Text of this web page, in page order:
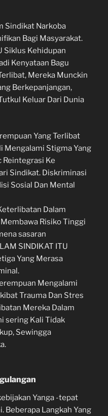
Sindikat Narkoba
Bagi Masyarakat.
Siklus Kehidupan
Kenyataan Bagu
Mereka Munckin
Berkepanjangan,
Keluar Dari Dunia
Yang Terlibat
Mengalami Stigma Yang
Ke
Sindikat. Diskriminasi
Sosial Dan Mental
Dalam
Risiko Tinggi
sasaran
SINDIKAT ITU
Yang Merasa
Mengalami
Trauma Dan Stres
Mereka Dalam
sering Kali Tidak
Sewingga
Yanga -tepat
Langkah Yang